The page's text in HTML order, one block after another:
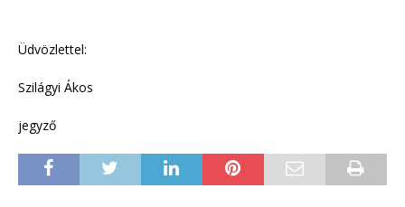
Üdvözlettel:
Szilágyi Ákos
jegyző